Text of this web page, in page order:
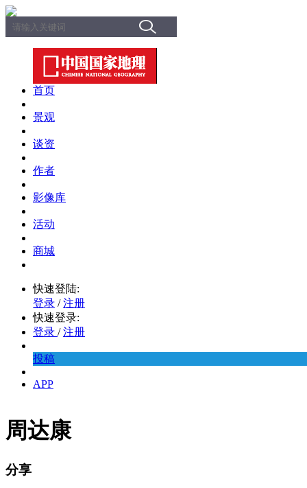
首页
景观
谈资
作者
影像库
活动
商城
快速登陆:
登录 / 注册
快速登录:
登录 / 注册
投稿
APP
周达康
分享